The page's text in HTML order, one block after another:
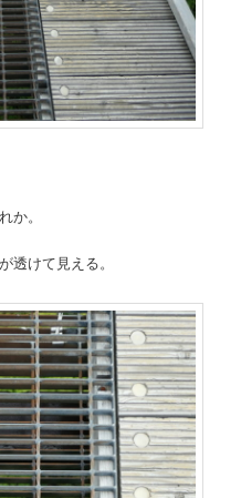
か。
透けて見える。